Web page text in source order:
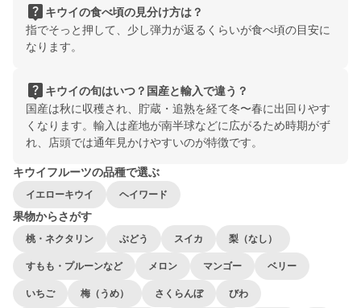
live_help キウイの食べ頃の見分け方は？
指でそっと押して、少し弾力が返るくらいが食べ頃の目安に
なります。
live_help キウイの旬はいつ？国産と輸入で違う？
国産は秋に収穫され、貯蔵・追熟を経て冬〜春に出回りやす
くなります。輸入は産地が南半球などに広がるため時期がず
れ、店頭では通年見かけやすいのが特徴です。
キウイフルーツの品種で選ぶ
イエローキウイ ヘイワード
果物からさがす
桃・ネクタリン ぶどう スイカ 梨（なし）
すもも・プルーンなど メロン マンゴー ベリー
いちご 梅（うめ） さくらんぼ びわ